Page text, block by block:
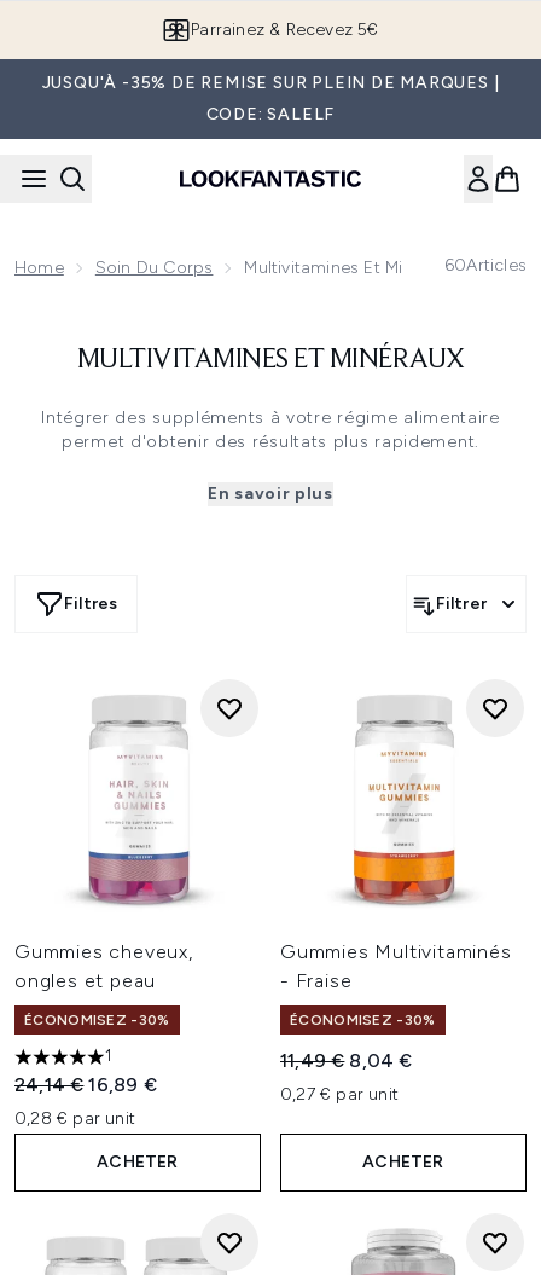
Parrainez & Recevez 5€
JUSQU'À -35% DE REMISE SUR PLEIN DE MARQUES |
CODE: SALELF
Home Soin Du Corps Multivitamines Et Minéraux60Articles
MULTIVITAMINES ET MINÉRAUX
Intégrer des suppléments à votre régime alimentaire
permet d'obtenir des résultats plus rapidement.
forts ou des vitaminessont disponibles sur lookfantastic !
En savoir plus
Filtres Filtrer
Gummies cheveux,
ongles et peau
ÉCONOMISEZ -30%
5 étoiles sur un maximum de 5
1
Prix de vente :
24,14 €Prix ​​actuel :
16,89 €
0,28 € par unit
ACHETER
Gummies Multivitaminés
- Fraise
ÉCONOMISEZ -30%
Prix de vente :
11,49 € Prix ​​actuel :
8,04 €
0,27 € par unit
ACHETER